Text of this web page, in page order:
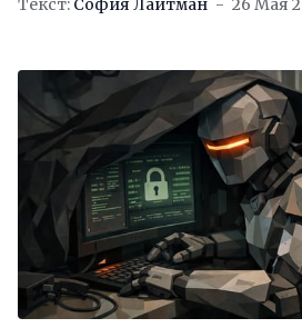
Текст: София Лайтман 26 Мая